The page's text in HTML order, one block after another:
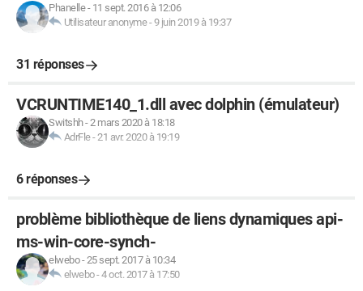
Phanelle- 11 sept. 2016 à 12:06
Utilisateur anonyme-9 juin 2019 à 19:37
31 réponses
VCRUNTIME140_1.dll avec dolphin (émulateur)
Switshh-2 mars 2020 à 18:18
AdrFle-21 avr. 2020 à 19:19
6 réponses
problème bibliothèque de liens dynamiques api-
ms-win-core-synch-
elwebo-25 sept. 2017 à 10:34
elwebo-4 oct. 2017 à 17:50